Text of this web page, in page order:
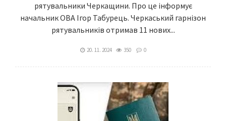
рятувальники Черкащини. Про це інформує
начальник ОВА Ігор Табурець. Черкаський гарнізон
рятувальників отримав 11 нових...
20. 11. 2024 350 0